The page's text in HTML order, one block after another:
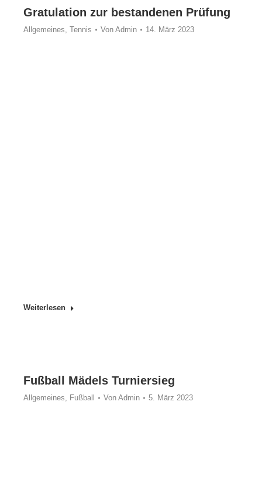
Gratulation zur bestandenen Prüfung
Allgemeines, Tennis Von Admin 14. März 2023
Weiterlesen
Fußball Mädels Turniersieg
Allgemeines, Fußball Von Admin 5. März 2023